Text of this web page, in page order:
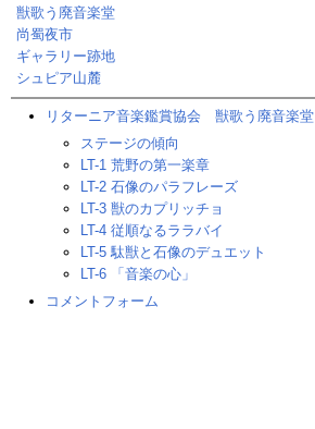
獣歌う廃音楽堂
尚蜀夜市
ギャラリー跡地
シュピア山麓
リターニア音楽鑑賞協会 獣歌う廃音楽堂
ステージの傾向
LT-1 荒野の第一楽章
LT-2 石像のパラフレーズ
LT-3 獣のカプリッチョ
LT-4 従順なるララバイ
LT-5 駄獣と石像のデュエット
LT-6 「音楽の心」
コメントフォーム